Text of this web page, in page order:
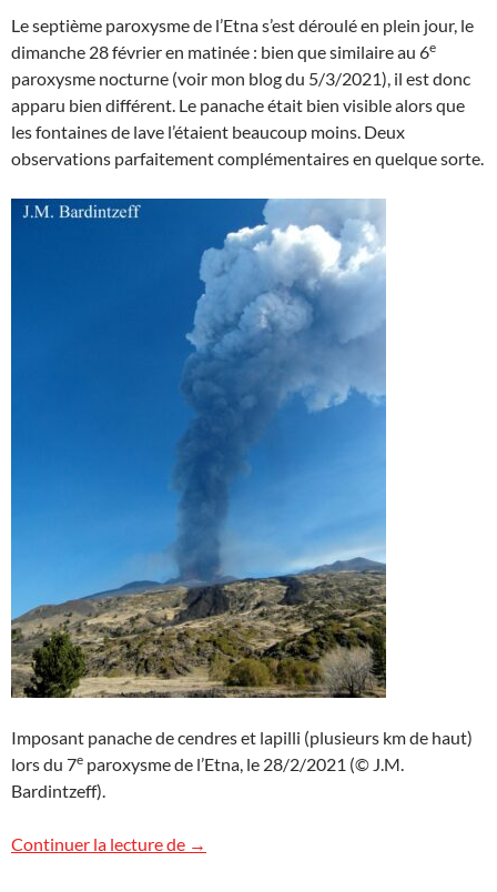
Le septième paroxysme de l’Etna s’est déroulé en plein jour, le
dimanche 28 février en matinée : bien que similaire au 6e
paroxysme nocturne (voir mon blog du 5/3/2021), il est donc
apparu bien différent. Le panache était bien visible alors que
les fontaines de lave l’étaient beaucoup moins. Deux
observations parfaitement complémentaires en quelque sorte.
Imposant panache de cendres et lapilli (plusieurs km de haut)
lors du 7e paroxysme de l’Etna, le 28/2/2021 (© J.M.
Bardintzeff).
Continuer la lecture de Etna, 7e paroxysme
→